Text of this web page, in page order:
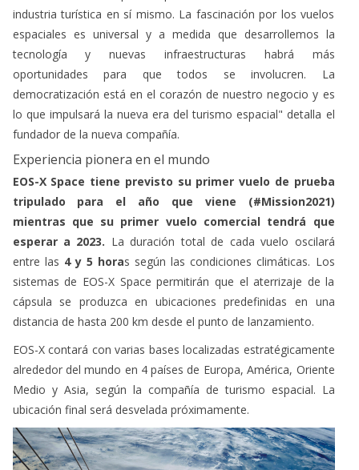
tecnología y nuevas infraestructuras habrá más
oportunidades para que todos se involucren. La
democratización está en el corazón de nuestro negocio y es
lo que impulsará la nueva era del turismo espacial" detalla el
fundador de la nueva compañía.
Experiencia pionera en el mundo
EOS-X Space tiene previsto su primer vuelo de prueba
tripulado para el año que viene (#Mission2021)
mientras que su primer vuelo comercial tendrá que
esperar a 2023.
La duración total de cada vuelo oscilará
entre las
4 y 5 hora
s según las condiciones climáticas. Los
sistemas de EOS-X Space permitirán que el aterrizaje de la
cápsula se produzca en ubicaciones predefinidas en una
distancia de hasta 200 km desde el punto de lanzamiento.
EOS-X contará con varias bases localizadas estratégicamente
alrededor del mundo en 4 países de Europa, América, Oriente